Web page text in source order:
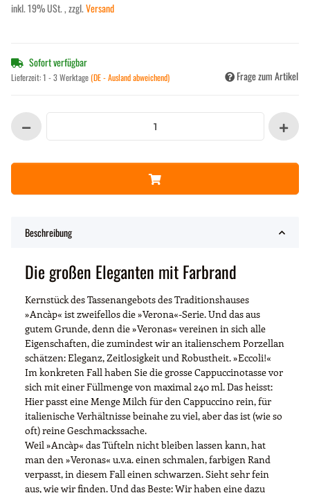
inkl. 19% USt. , zzgl.Versand
Sofort verfügbar
Lieferzeit:1 - 3 Werktage(DE - Ausland abweichend) Frage zum Artikel
Beschreibung
Die großen Eleganten mit Farbrand
Kernstück des Tassenangebots des Traditionshauses
»Ancàp« ist zweifellos die »Verona«-Serie. Und das aus
gutem Grunde, denn die »Veronas« vereinen in sich alle
Eigenschaften, die zumindest wir an italienschem Porzellan
schätzen: Eleganz, Zeitlosigkeit und Robustheit. »Eccoli!«
Im konkreten Fall haben Sie die grosse Cappuccinotasse vor
sich mit einer Füllmenge von maximal 240 ml. Das heisst:
Hier passt eine Menge Milch für den Cappuccino rein, für
italienische Verhältnisse beinahe zu viel, aber das ist (wie so
oft) reine Geschmackssache.
Weil »Ancàp« das Tüfteln nicht bleiben lassen kann, hat
man den »Veronas« u.v.a. einen schmalen, farbigen Rand
verpasst, in diesem Fall einen schwarzen. Sieht sehr fein
aus, wie wir finden. Und das Beste: Wir haben eine dazu